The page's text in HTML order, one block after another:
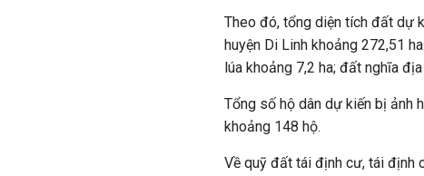
Theo đó, tổng diện tích đất dự
huyện Di Linh khoảng 272,51
lúa khoảng 7,2 ha; đất nghĩa
Tổng số hộ dân dự kiến bị ảnh
khoảng 148 hộ.
Về quỹ đất tái định cư, tái định